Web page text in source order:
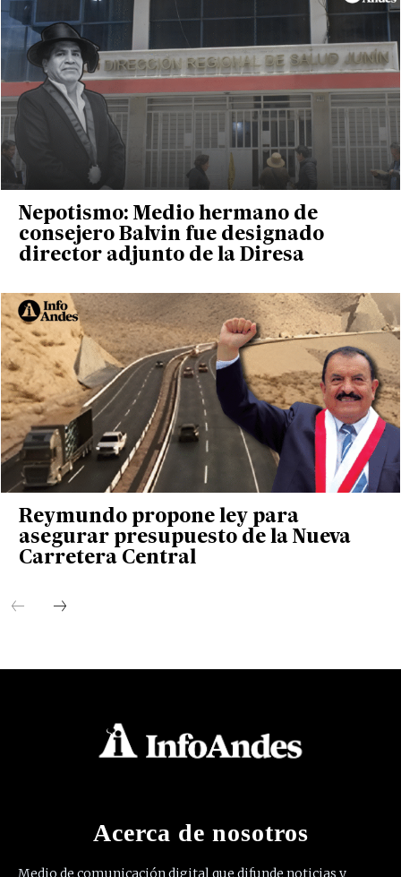
Nepotismo: Medio hermano de
consejero Balvin fue designado
director adjunto de la Diresa
Reymundo propone ley para
asegurar presupuesto de la Nueva
Carretera Central
Acerca de nosotros
Medio de comunicación digital que difunde noticias y